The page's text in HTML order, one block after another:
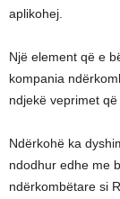
aplikohej.
Një element që e
kompania
ndjekë veprimet
Ndërkohë ka
ndodhur edhe me
ndërkombëtare si